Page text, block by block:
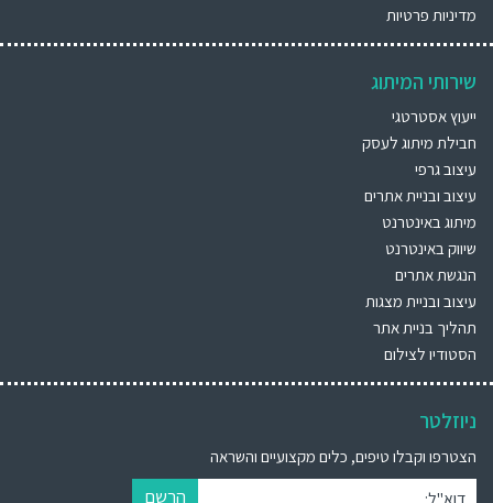
מדיניות פרטיות
שירותי המיתוג
ייעוץ אסטרטגי
חבילת מיתוג לעסק
עיצוב גרפי
עיצוב ובניית אתרים
מיתוג באינטרנט
שיווק באינטרנט
הנגשת אתרים
עיצוב ובניית מצגות
תהליך בניית אתר
הסטודיו לצילום
ניוזלטר
הצטרפו וקבלו טיפים, כלים מקצועיים והשראה
הרשם